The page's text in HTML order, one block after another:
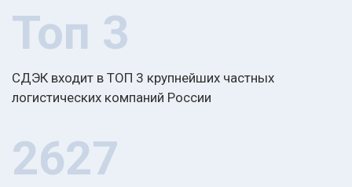
Топ 3
СДЭК входит в ТОП 3 крупнейших частных
логистических компаний России
2627